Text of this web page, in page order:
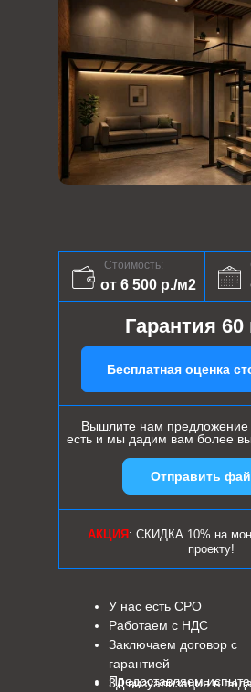
Стоимость:
от 6 500 р./м2
Гарантия 60
Бесплатная оценка
Вышлите нам предложение
есть и мы дадим вам более
АКЦИЯ : СКИДКА 10% на
проекту!
Предоставляем
У нас есть СРО
Работаем с НДС
Заключаем договор с
гарантией
3Д визуализация в
Отправить